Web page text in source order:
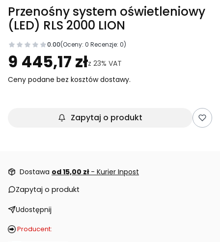
Przenośny system oświetleniowy
(LED) RLS 2000 LION
0.00(Oceny: 0 Recenzje: 0)
Przejdź do sekcji Opinie
9 445,17 złz 23% VAT
Ceny podane bez kosztów dostawy.
Zapytaj o produkt
Dostawa od 15,00 zł - Kurier Inpost
Zapytaj o produkt
Udostępnij
Producent: